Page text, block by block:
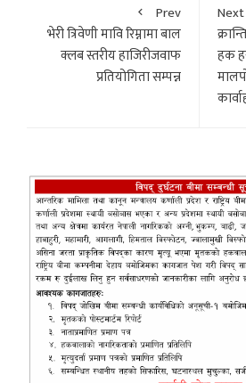
Prev
भेरी त्रिवेणी मावि रिम्नामा बाल
क्लब स्तरीय हाजिरीजवाफ
प्रतियोगिता सम्पन्न
Next
हक